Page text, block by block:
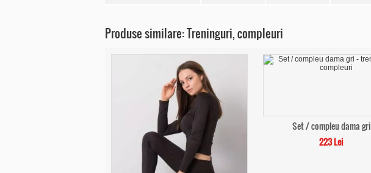
Produse similare: Treninguri, compleuri
Set / compleu dama gri
223 Lei